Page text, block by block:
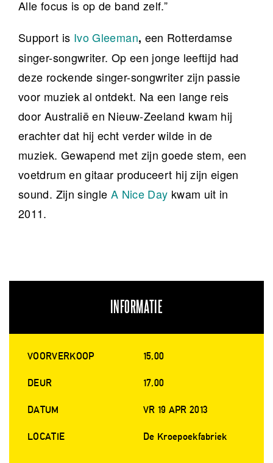
Alle focus is op de band zelf.”
Support is Ivo Gleeman, een Rotterdamse
singer-songwriter. Op een jonge leeftijd had
deze rockende singer-songwriter zijn passie
voor muziek al ontdekt. Na een lange reis
door Australië en Nieuw-Zeeland kwam hij
erachter dat hij echt verder wilde in de
muziek. Gewapend met zijn goede stem, een
voetdrum en gitaar produceert hij zijn eigen
sound. Zijn single A Nice Day kwam uit in
2011.
INFORMATIE
VOORVERKOOP 15,00
DEUR 17,00
DATUM VR 19 APR 2013
LOCATIE De Kroepoekfabriek